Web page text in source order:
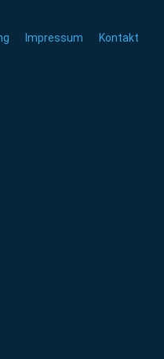
Impressum Kontakt